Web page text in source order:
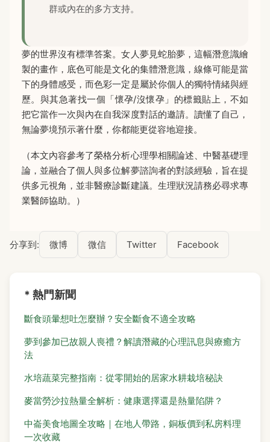
群或內在的多方支持。
夢的世界沒有標準答案。女人夢見蛇胎夢，這幅潛意識繪
製的畫作，底色可能是文化的集體潛意識，線條可能是當
下的身體感受，而色彩一定是屬於你個人的獨特情緒與經
歷。與其急著找一個「懷孕/沒懷孕」的標籤貼上，不如
把它當作一次與內在自我深度對話的邀請。讀懂了自己，
無論夢境預示著什麼，你都能更從容地迎接。
（本文內容參考了榮格分析心理學相關論述、中醫基礎理
論，並融合了個人與多位解夢諮詢者的對談經驗，旨在提
供多元視角，並非醫療診斷建議。生理狀況請務必尋求專
業醫師協助。）
分享到: 微博 微信 Twitter Facebook
* 熱門新聞
斷食頭暈想吐怎麼辦？安全斷食不適全攻略
夢到參加已故親人喪禮？解讀潛藏的心理訊息與療癒方
法
水培蔬菜完整指南：從零開始的居家水耕栽培秘訣
麥當勞沙拉熱量全解析：健康選擇還是熱量陷阱？
中崙美食地圖全攻略｜在地人帶路，銅板價到私房料理
一次收藏